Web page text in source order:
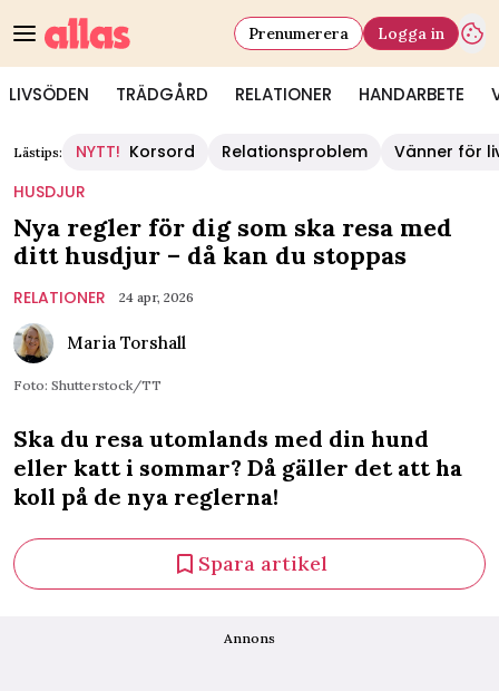
LIVSÖDEN TRÄDGÅRD RELATIONER HANDARBETE
Prenumerera Logga in
Lästips: NYTT! Korsord Relationsproblem
Vänner för
HUSDJUR
Nya regler för dig som ska resa med
ditt husdjur – då kan du stoppas
RELATIONER 24 apr, 2026
Maria Torshall
Foto: Shutterstock/TT
Ska du resa utomlands med din hund
eller katt i sommar? Då gäller det att ha
koll på de nya reglerna!
Spara artikel
Annons